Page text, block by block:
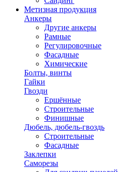
Метизная продукция
Анкеры
Другие анкеры
Рамные
Регулировочные
Фасадные
Химические
Болты, винты
Гайки
Гвозди
Ершённые
Строительные
Финишные
Дюбель, дюбель-гвоздь
Строительные
Фасадные
Заклепки
Саморезы